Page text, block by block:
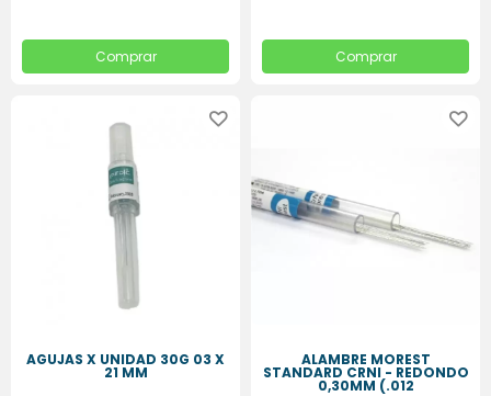
Comprar Comprar
AGUJAS X UNIDAD 30G 03 X
21 MM
ALAMBRE MOREST
STANDARD CRNI - REDONDO
0,30MM (.012